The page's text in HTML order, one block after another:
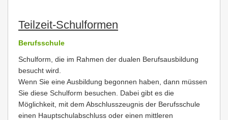
Teilzeit-Schulformen
Berufsschule
Schulform, die im Rahmen der dualen Berufsausbildung
besucht wird.
Wenn Sie eine Ausbildung begonnen haben, dann müssen
Sie diese Schulform besuchen. Dabei gibt es die
Möglichkeit, mit dem Abschlusszeugnis der Berufsschule
einen Hauptschulabschluss oder einen mittleren